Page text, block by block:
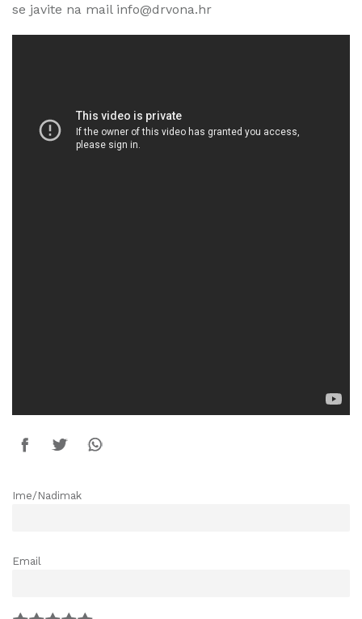
se javite na mail info@drvona.hr
Ime/Nadimak
Email